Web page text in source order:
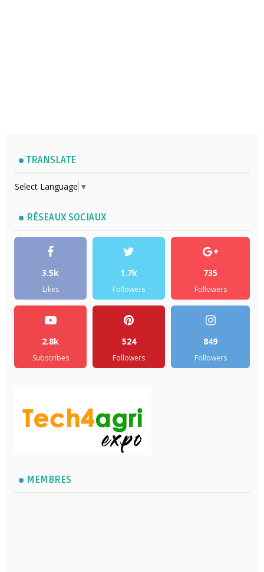
TRANSLATE
Select Language ▼
RÉSEAUX SOCIAUX
3.5k
Likes
1.7k
Followers
735
Followers
2.8k
Subscribes
524
Followers
849
Followers
MEMBRES